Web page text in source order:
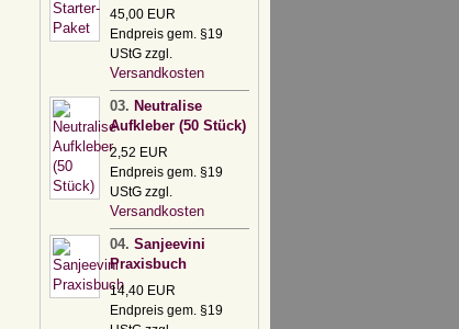
45,00 EUR
Endpreis gem. §19
UStG zzgl.
Versandkosten
03. Neutralise
Aufkleber (50 Stück)
2,52 EUR
Endpreis gem. §19
UStG zzgl.
Versandkosten
04. Sanjeevini
Praxisbuch
14,40 EUR
Endpreis gem. §19